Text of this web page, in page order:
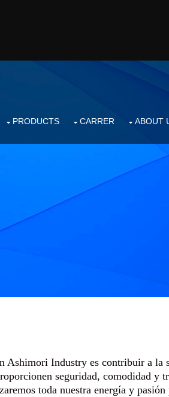
PRODUCTS CARRER ABOUT
Ashimori Industry es contribuir a la
seguridad, comodidad y
toda nuestra energía y